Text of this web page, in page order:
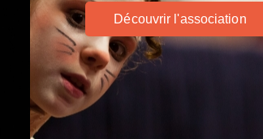
Découvrir l'association